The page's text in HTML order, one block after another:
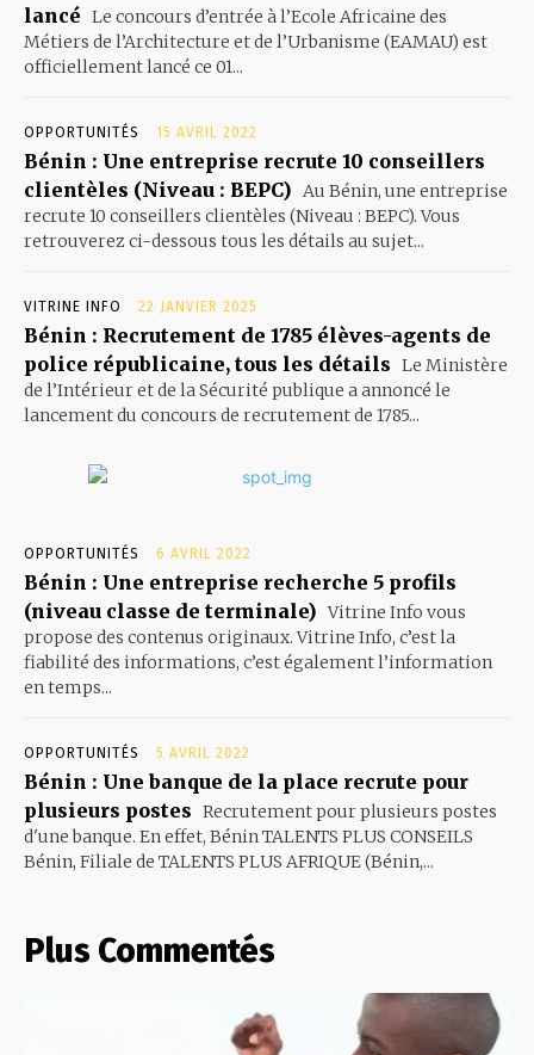
lancé Le concours d’entrée à l’Ecole Africaine des
Métiers de l’Architecture et de l’Urbanisme (EAMAU) est
officiellement lancé ce 01...
OPPORTUNITÉS 15 AVRIL 2022
Bénin : Une entreprise recrute 10 conseillers
clientèles (Niveau : BEPC) Au Bénin, une entreprise
recrute 10 conseillers clientèles (Niveau : BEPC). Vous
retrouverez ci-dessous tous les détails au sujet...
VITRINE INFO 22 JANVIER 2025
Bénin : Recrutement de 1785 élèves-agents de
police républicaine, tous les détails Le Ministère
de l’Intérieur et de la Sécurité publique a annoncé le
lancement du concours de recrutement de 1785...
OPPORTUNITÉS 6 AVRIL 2022
Bénin : Une entreprise recherche 5 profils
(niveau classe de terminale) Vitrine Info vous
propose des contenus originaux. Vitrine Info, c’est la
fiabilité des informations, c’est également l’information
en temps...
OPPORTUNITÉS 5 AVRIL 2022
Bénin : Une banque de la place recrute pour
plusieurs postes Recrutement pour plusieurs postes
d'une banque. En effet, Bénin TALENTS PLUS CONSEILS
Bénin, Filiale de TALENTS PLUS AFRIQUE (Bénin,...
Plus Commentés